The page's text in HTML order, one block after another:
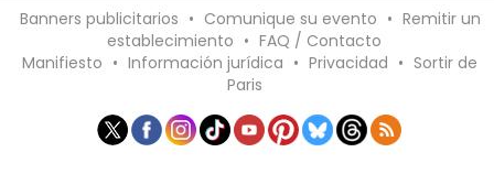
Banners publicitarios • Comunique su evento • Remitir un
establecimiento • FAQ / Contacto
Manifiesto • Información jurídica • Privacidad • Sortir de
Paris